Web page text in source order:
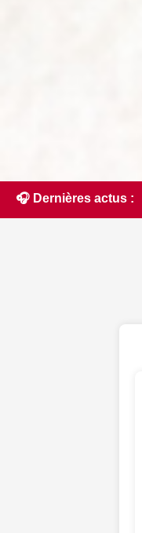
🎧 Dernières actus :
pour un